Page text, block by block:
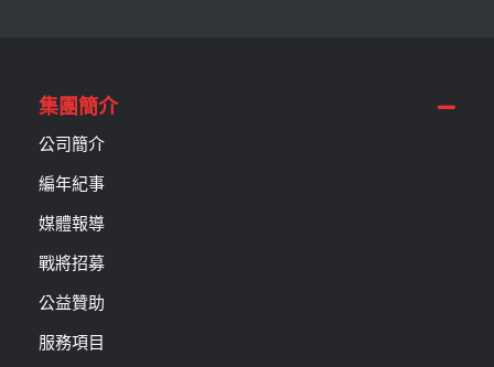
集團簡介
公司簡介
編年紀事
媒體報導
戰將招募
公益贊助
服務項目